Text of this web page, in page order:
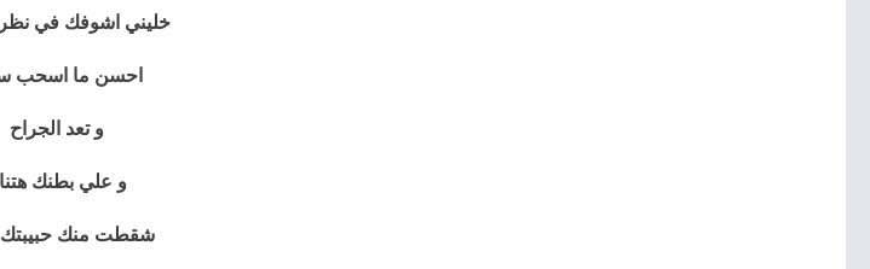
خليني اشوفك في
احسن ما اسحب
و تعد الجراح
و علي بطنك
شقطت منك حبيبتك